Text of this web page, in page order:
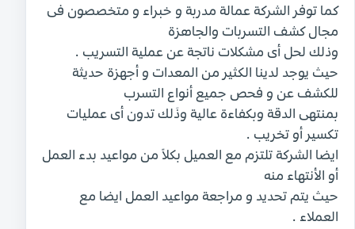
كما توفر الشركة عمالة مدربة و خبراء و متخصصون فى
مجال كشف التسربات والجاهزة
وذلك لحل أى مشكلات ناتجة عن عملية التسريب .
حيث يوجد لدينا الكثير من المعدات و أجهزة حديثة
للكشف عن و فحص جميع أنواع التسرب
بمنتهى الدقة وبكفاءة عالية وذَلك تدون أى عمليات
تكسير أو تخريب .
ايضا الشركة تلتزم مع العميل بكلاً من مواعيد بدء العمل
أو الأنتهاء منه
حيث يتم تحديد و مراجعة مواعيد العمل ايضا مع
العملاء .